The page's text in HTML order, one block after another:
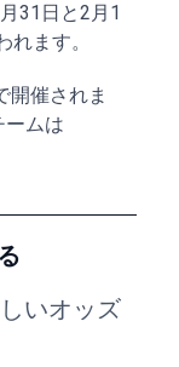
31日と2月1
ます。
開催されま
ームは
いオッズ